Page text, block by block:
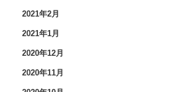
2021年2月
2021年1月
2020年12月
2020年11月